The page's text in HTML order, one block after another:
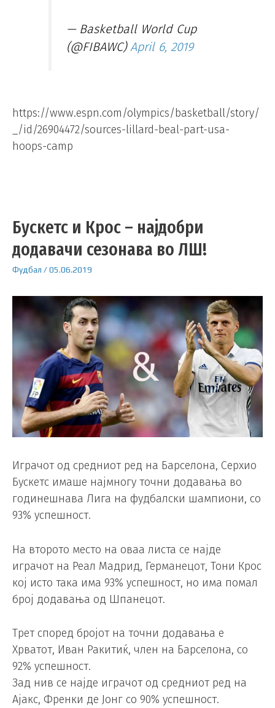
— Basketball World Cup
(@FIBAWC)April 6, 2019
https://www.espn.com/olympics/basketball/story/
_/id/26904472/sources-lillard-beal-part-usa-
hoops-camp
Бускетс и Крос – најдобри
додавачи сезонава во ЛШ!
Фудбал /05.06.2019
Играчот од средниот ред на Барселона, Серхио
Бускетс имаше најмногу точни додавања во
годинешнава Лига на фудбалски шампиони, со
93% успешност.
На второто место на оваа листа се најде
играчот на Реал Мадрид, Германецот, Тони Крос
кој исто така има 93% успешност, но има помал
број додавања од Шпанецот.
Трет според бројот на точни додавања е
Хрватот, Иван Ракитиќ, член на Барселона, со
92% успешност.
Зад нив се најде играчот од средниот ред на
Ајакс, Френки де Јонг со 90% успешност.